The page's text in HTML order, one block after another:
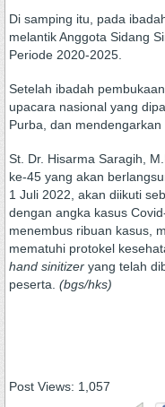
Di samping itu, pada
melantik Anggota Sidang
Periode 2020-2025.
Setelah ibadah
upacara nasional yang
Purba, dan mendengarkan
St. Dr. Hisarma Saragih,
ke-45 yang akan
1 Juli 2022, akan diikuti
dengan angka kasus
menembus ribuan kasus,
mematuhi protokel
hand sinitizer yang telah
peserta. (bgs/hks)
Post Views: 1,057